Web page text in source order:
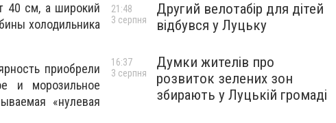
40 см, а широкий
холодильника
приобрели
и морозильное
«нулевая
Другий велотабір для дітей
відбувся у Луцьку
21:48
3 серпня
Думки жителів про
розвиток зелених зон
збирають у Луцькій громаді
16:37
3 серпня